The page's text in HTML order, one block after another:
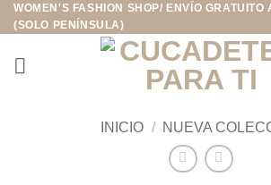
Saltar
al
contenido
WOMEN'S FASHION SHOP/ ENVÍO GRATUITO
(SOLO PENÍNSULA)
INICIO / NUEVA